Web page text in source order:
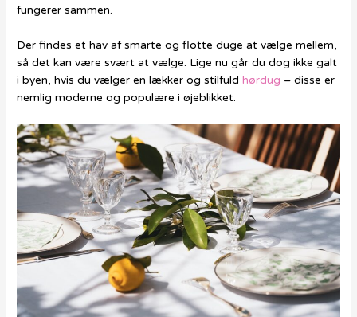
fungerer sammen.
Der findes et hav af smarte og flotte duge at vælge mellem,
så det kan være svært at vælge. Lige nu går du dog ikke galt
i byen, hvis du vælger en lækker og stilfuldhørdug – disse er
nemlig moderne og populære i øjeblikket.